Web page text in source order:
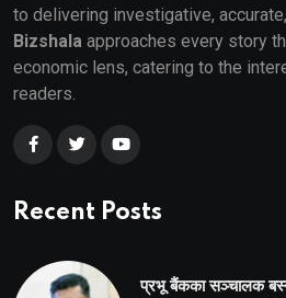
to delivering investigative,
Bizshala approaches every story
economic lens, catering to the
readers.
Recent Posts
प्रभू बैंकका सञ्चालक